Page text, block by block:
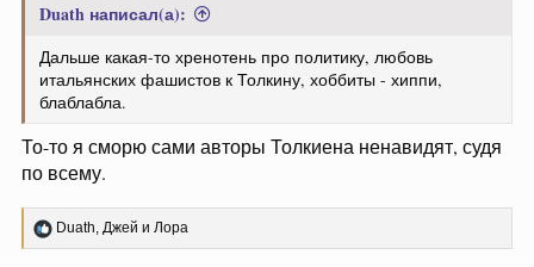
Duath написал(а):
Дальше какая-то хренотень про политику, любовь
итальянских фашистов к Толкину, хоббиты - хиппи,
блаблабла.
То-то я сморю сами авторы Толкиена ненавидят, судя
по всему.
Р
е
Duath, Джей и Лора